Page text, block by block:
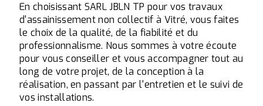
En choisissant SARL JBLN TP pour vos travaux
d'assainissement non collectif à Vitré, vous faites
le choix de la qualité, de la fiabilité et du
professionnalisme. Nous sommes à votre écoute
pour vous conseiller et vous accompagner tout au
long de votre projet, de la conception à la
réalisation, en passant par l'entretien et le suivi de
vos installations.